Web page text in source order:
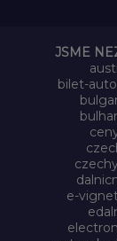
JSME
bilet-
e-